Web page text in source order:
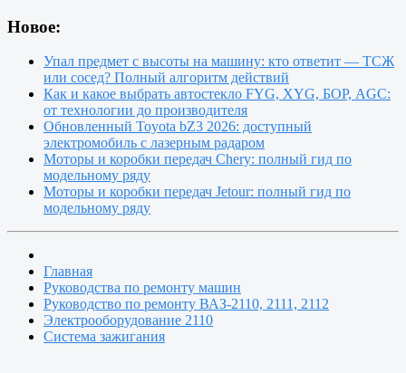
Новое:
Упал предмет с высоты на машину: кто ответит — ТСЖ
или сосед? Полный алгоритм действий
Как и какое выбрать автостекло FYG, XYG, БОР, AGC:
от технологии до производителя
Обновленный Toyota bZ3 2026: доступный
электромобиль с лазерным радаром
Моторы и коробки передач Chery: полный гид по
модельному ряду
Моторы и коробки передач Jetour: полный гид по
модельному ряду
Главная
Руководства по ремонту машин
Руководство по ремонту ВАЗ-2110, 2111, 2112
Электрооборудование 2110
Система зажигания